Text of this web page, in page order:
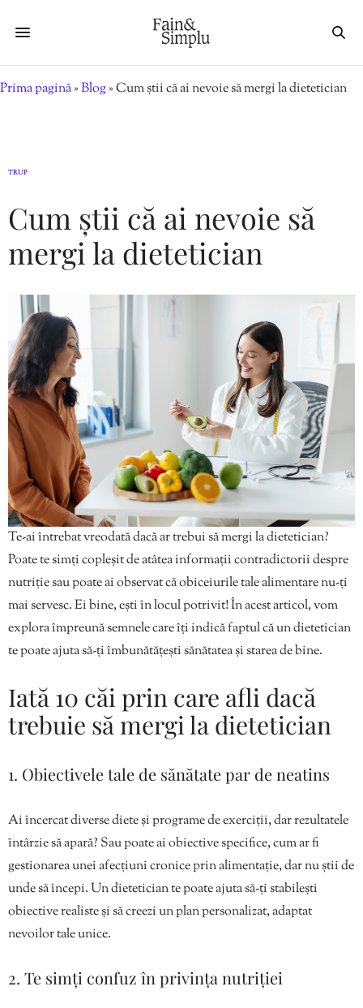
Prima pagină»Blog»Cum știi că ai nevoie să mergi la dietetician
TRUP
Cum știi că ai nevoie să
mergi la dietetician
Te-ai întrebat vreodată dacă ar trebui să mergi la dietetician?
Poate te simți copleșit de atâtea informații contradictorii despre
nutriție sau poate ai observat că obiceiurile tale alimentare nu-ți
mai servesc. Ei bine, ești în locul potrivit! În acest articol, vom
explora împreună semnele care îți indică faptul că un dietetician
te poate ajuta să-ți îmbunătățești sănătatea și starea de bine.
Iată 10 căi prin care afli dacă
trebuie să mergi la dietetician
1. Obiectivele tale de sănătate par de neatins
Ai încercat diverse diete și programe de exerciții, dar rezultatele
întârzie să apară? Sau poate ai obiective specifice, cum ar fi
gestionarea unei afecțiuni cronice prin alimentație, dar nu știi de
unde să începi. Un dietetician te poate ajuta să-ți stabilești
obiective realiste și să creezi un plan personalizat, adaptat
nevoilor tale unice.
2. Te simți confuz în privința nutriției